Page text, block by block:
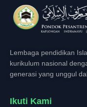
Lembaga pendidikan
kurikulum nasional
generasi yang unggul
Ikuti Kami